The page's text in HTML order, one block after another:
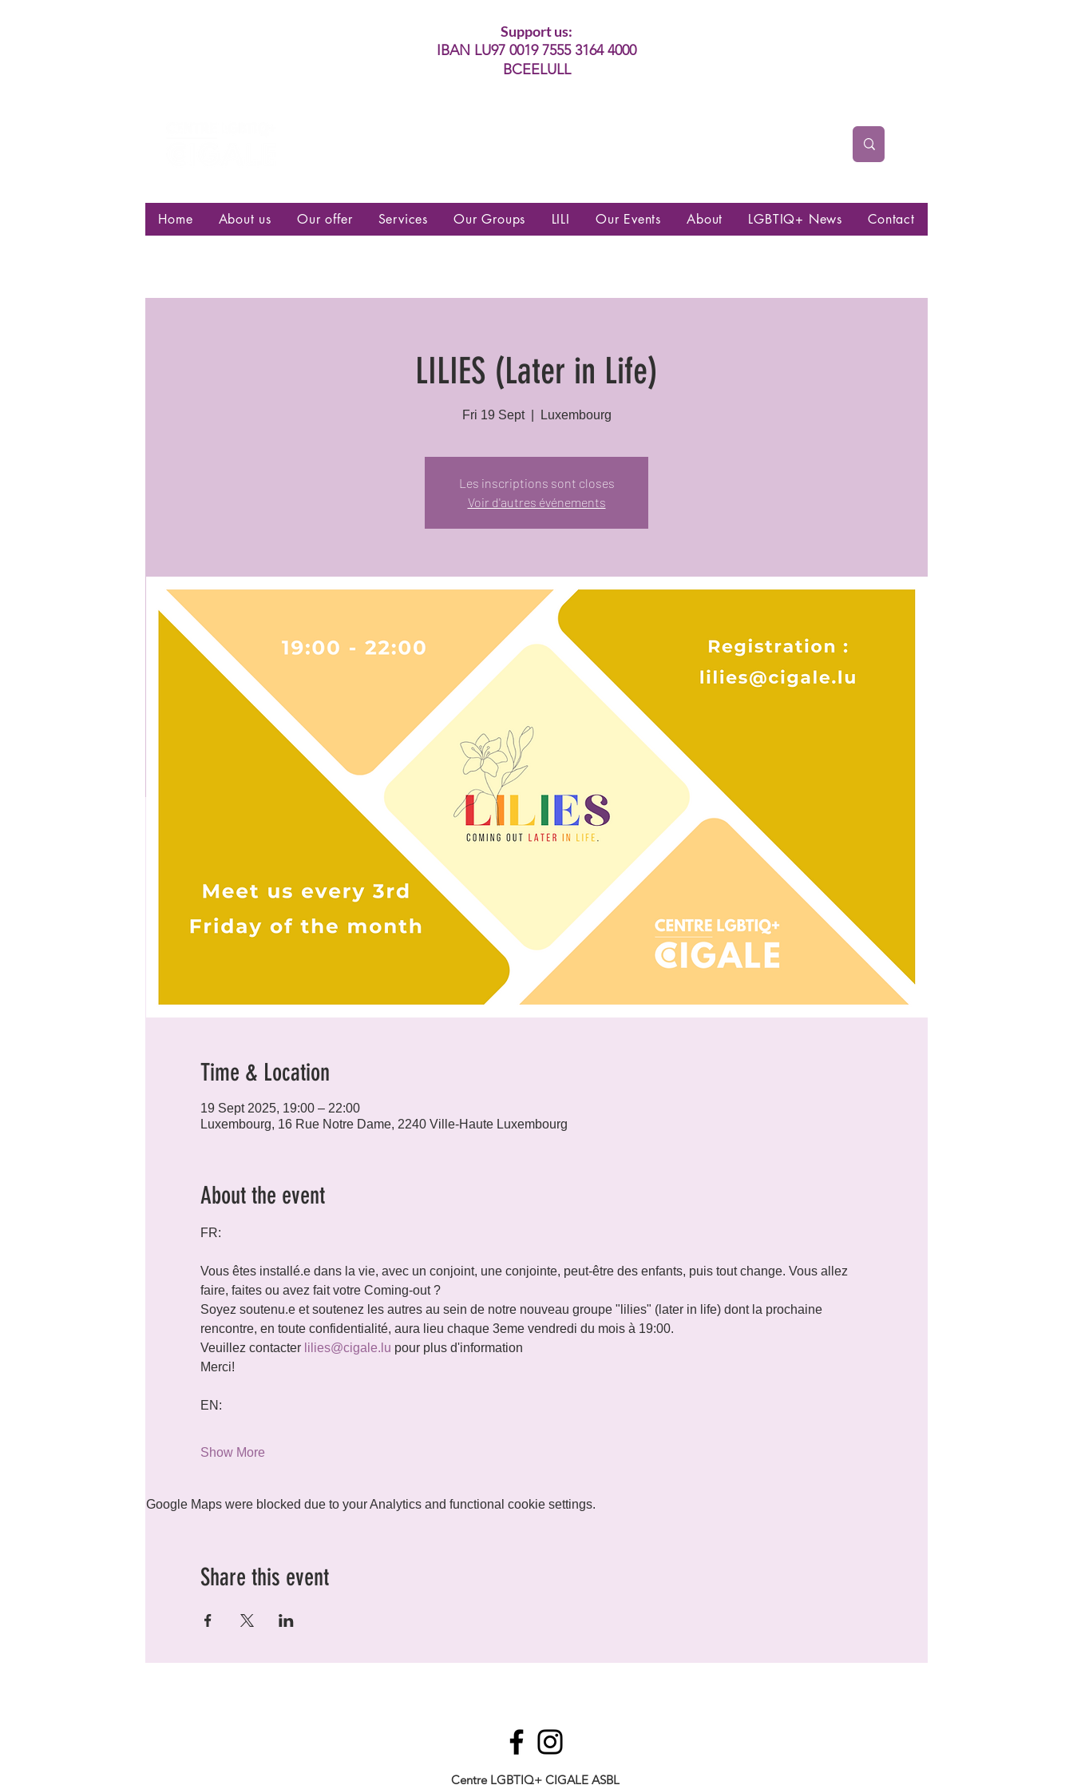
Support us:
IBAN LU97 0019 7555 3164 4000
BCEELULL
Home About us Our offer Services Our Groups LILI Our Events About LGBTIQ+ News Contact
LILIES (Later in Life)
Fri 19 Sept
  |
Luxembourg
Les inscriptions sont closes
Voir d'autres événements
Time & Location
19 Sept 2025, 19:00 – 22:00
Luxembourg, 16 Rue Notre Dame, 2240 Ville-Haute Luxembourg
About the event
FR:
Vous êtes installé.e dans la vie, avec un conjoint, une conjointe, peut-être des enfants, puis tout change. Vous allez
faire, faites ou avez fait votre Coming-out ?
Soyez soutenu.e et soutenez les autres au sein de notre nouveau groupe "lilies" (later in life) dont la prochaine
rencontre, en toute confidentialité, aura lieu chaque 3eme vendredi du mois à 19:00.
Veuillez contacter lilies@cigale.lu pour plus d'information
Merci!
EN:
Show More
Google Maps were blocked due to your Analytics and functional cookie settings.
Share this event
Centre LGBTIQ+ CIGALE ASBL